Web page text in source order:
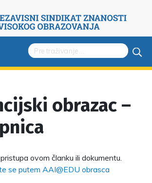
obrazac –
ovom članku ili dokumentu.
se putem AAI@EDU obrasca